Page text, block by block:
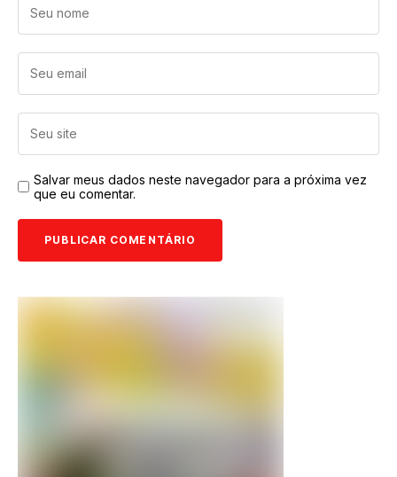
Salvar meus dados neste navegador para a próxima vez
que eu comentar.